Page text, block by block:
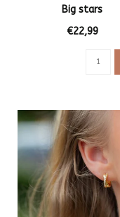
Big stars
€22,99